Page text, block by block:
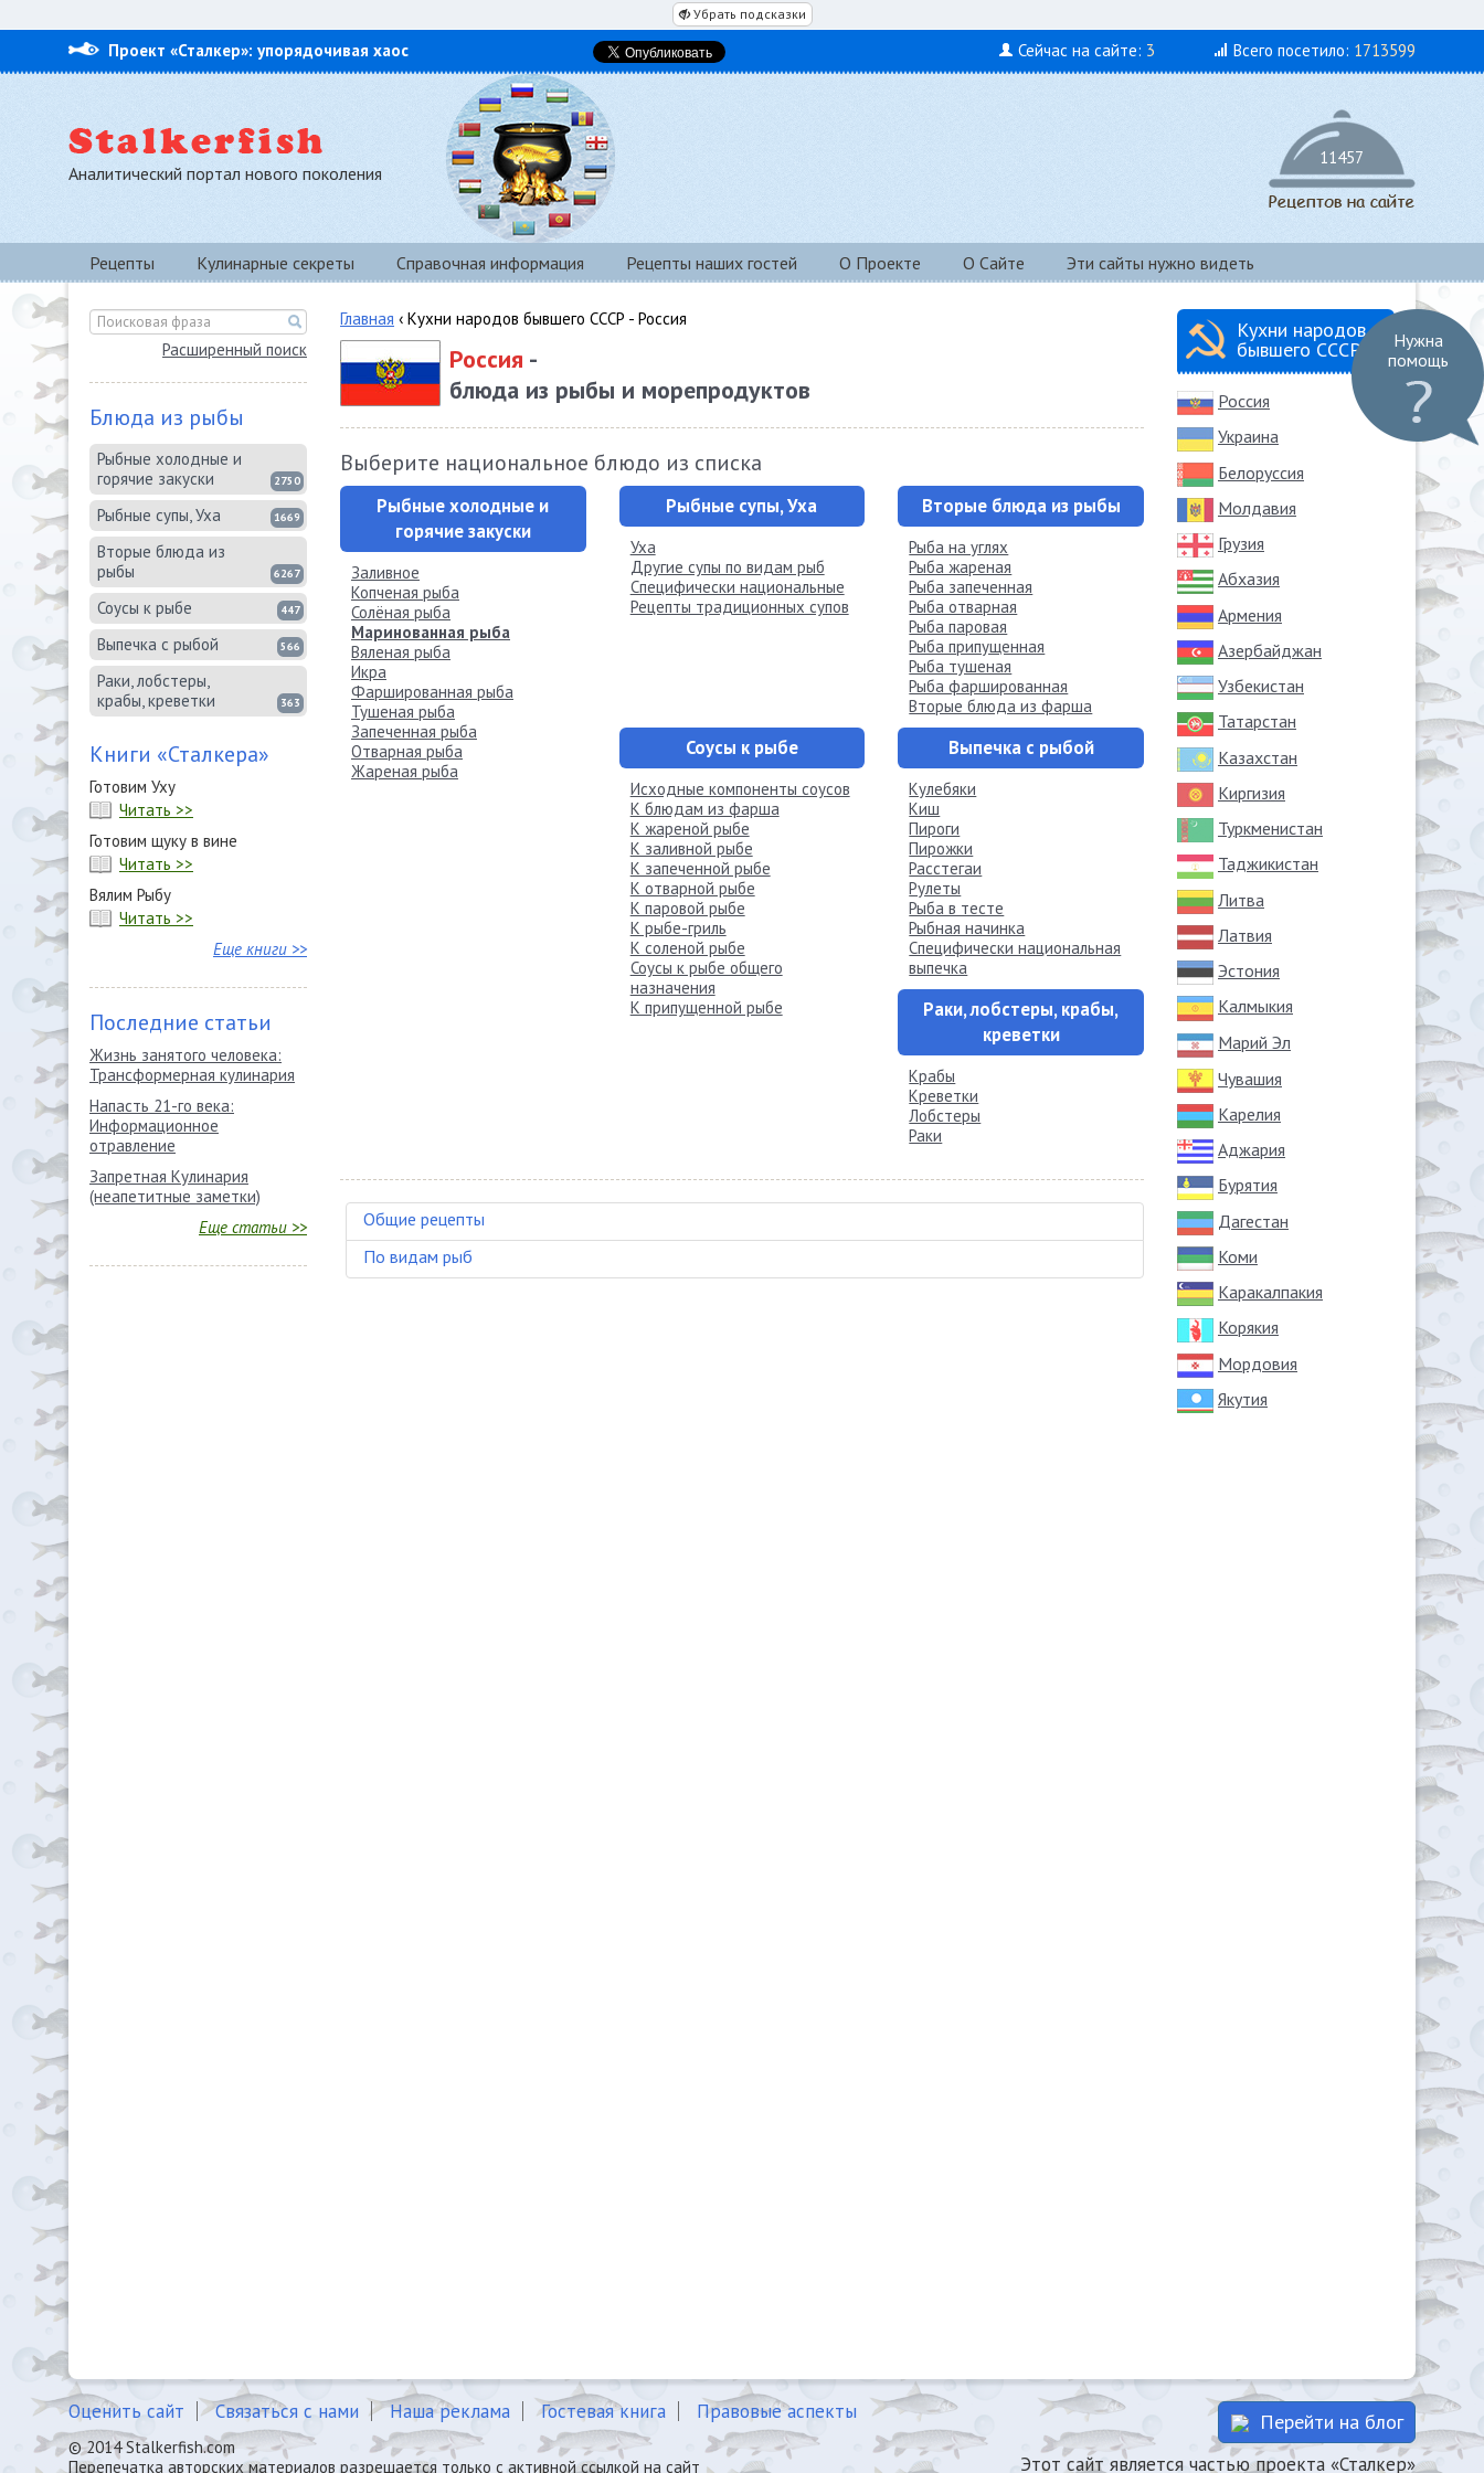
Убрать подсказки
Проект «Сталкер»: упорядочивая хаос Сейчас на сайте: 3 Всего посетило: 1713599
Аналитический портал нового поколения
11457
Рецепты Кулинарные секреты Справочная информация Рецепты наших гостей О Проекте О Сайте Эти сайты нужно видеть
Расширенный поиск
Блюда из рыбы
Рыбные холодные и
горячие закуски
2750
Рыбные супы, Уха 1669
Вторые блюда из
рыбы
6267
Соусы к рыбе 447
Выпечка с рыбой 566
Раки, лобстеры,
крабы, креветки
363
Книги «Сталкера»
Готовим Уху
Читать >>
Готовим щуку в вине
Читать >>
Вялим Рыбу
Читать >>
Еще книги >>
Последние статьи
Жизнь занятого человека:
Трансформерная кулинария
Напасть 21-го века:
Информационное
отравление
Запретная Кулинария
(неапетитные заметки)
Еще статьи >>
Главная ‹ Кухни народов бывшего СССР - Россия
Россия -
блюда из рыбы и морепродуктов
Выберите национальное блюдо из списка
Рыбные холодные и
горячие закуски
Заливное
Копченая рыба
Солёная рыба
Маринованная рыба
Вяленая рыба
Икра
Фаршированная рыба
Тушеная рыба
Запеченная рыба
Отварная рыба
Жареная рыба
Рыбные супы, Уха
Уха
Другие супы по видам рыб
Специфически национальные
Рецепты традиционных супов
Вторые блюда из рыбы
Рыба на углях
Рыба жареная
Рыба запеченная
Рыба отварная
Рыба паровая
Рыба припущенная
Рыба тушеная
Рыба фаршированная
Вторые блюда из фарша
Соусы к рыбе
Исходные компоненты соусов
К блюдам из фарша
К жареной рыбе
К заливной рыбе
К запеченной рыбе
К отварной рыбе
К паровой рыбе
К рыбе-гриль
К соленой рыбе
Соусы к рыбе общего
назначения
К припущенной рыбе
Выпечка с рыбой
Кулебяки
Киш
Пироги
Пирожки
Расстегаи
Рулеты
Рыба в тесте
Рыбная начинка
Специфически национальная
выпечка
Раки, лобстеры, крабы,
креветки
Крабы
Креветки
Лобстеры
Раки
Общие рецепты
По видам рыб
Кухни народов
бывшего СССР
Россия
Украина
Белоруссия
Молдавия
Грузия
Абхазия
Армения
Азербайджан
Узбекистан
Татарстан
Казахстан
Киргизия
Туркменистан
Таджикистан
Литва
Латвия
Эстония
Калмыкия
Марий Эл
Чувашия
Карелия
Аджария
Бурятия
Дагестан
Коми
Каракалпакия
Корякия
Мордовия
Якутия
Оценить сайт Связаться с нами Наша реклама Гостевая книга Правовые аспекты
© 2014 Stalkerfish.com
Перепечатка авторских материалов разрешается только с активной ссылкой на сайт
Перейти на блог
Этот сайт является частью проекта «Сталкер»
Нужна
помощь